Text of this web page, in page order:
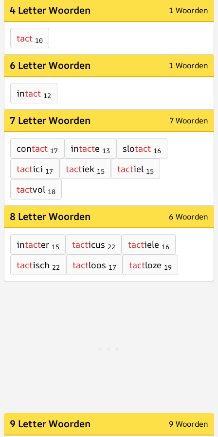
4 Letter Woorden 1 Woorden
tact 10
6 Letter Woorden 1 Woorden
intact 12
7 Letter Woorden 7 Woorden
contact 17 intacte 13 slotact 16
tactici 17 tactiek 15 tactiel 15
tactvol 18
8 Letter Woorden 6 Woorden
intacter 15 tacticus 22 tactiele 16
tactisch 22 tactloos 17 tactloze 19
9 Letter Woorden 9 Woorden